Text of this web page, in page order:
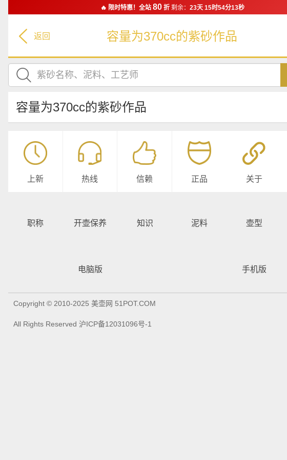
🔥 限时特惠！全站 80折剩余： 23天 15时54分13秒
返回 容量为370cc的紫砂作品
容量为370cc的紫砂作品
上新 热线 信赖 正品 关于
职称 开壶保养 知识 泥料 壶型
电脑版 手机版
Copyright © 2010-2025 美壶网 51POT.COM
All Rights Reserved 沪ICP备12031096号-1